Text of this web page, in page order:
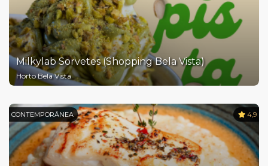
Milkylab Sorvetes (Shopping Bela Vista)
Horto Bela Vista
CONTEMPORÂNEA 4,9